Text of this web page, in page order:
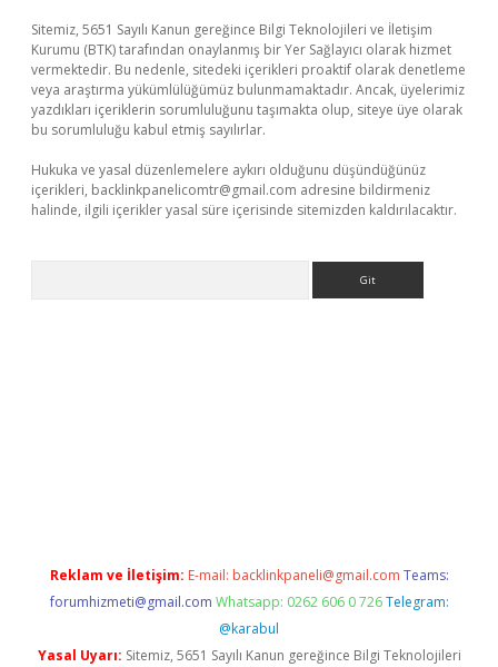
Sitemiz, 5651 Sayılı Kanun gereğince Bilgi Teknolojileri ve İletişim
Kurumu (BTK) tarafından onaylanmış bir Yer Sağlayıcı olarak hizmet
vermektedir. Bu nedenle, sitedeki içerikleri proaktif olarak denetleme
veya araştırma yükümlülüğümüz bulunmamaktadır. Ancak, üyelerimiz
yazdıkları içeriklerin sorumluluğunu taşımakta olup, siteye üye olarak
bu sorumluluğu kabul etmiş sayılırlar.
Hukuka ve yasal düzenlemelere aykırı olduğunu düşündüğünüz
içerikleri, backlinkpanelicomtr@gmail.com adresine bildirmeniz
halinde, ilgili içerikler yasal süre içerisinde sitemizden kaldırılacaktır.
Reklam ve İletişim: E-mail: backlinkpaneli@gmail.com Teams:
forumhizmeti@gmail.com Whatsapp: 0262 606 0 726 Telegram:
@karabul
Yasal Uyarı: Sitemiz, 5651 Sayılı Kanun gereğince Bilgi Teknolojileri